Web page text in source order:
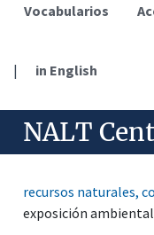
Vocabularios
| in English
NALT
recursos naturales,
exposición ambiental